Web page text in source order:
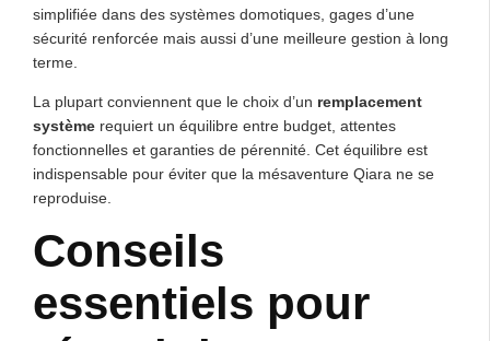
simplifiée dans des systèmes domotiques, gages d’une
sécurité renforcée mais aussi d’une meilleure gestion à long
terme.
La plupart conviennent que le choix d’un remplacement
système requiert un équilibre entre budget, attentes
fonctionnelles et garanties de pérennité. Cet équilibre est
indispensable pour éviter que la mésaventure Qiara ne se
reproduise.
Conseils
essentiels pour